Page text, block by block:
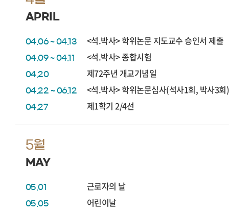
APRIL
04.06 ~ 04.13 <석.박사> 학위논문 지도교수 승인서 제출
04.09 ~ 04.11 <석.박사> 종합시험
04.20 제72주년 개교기념일
04.22 ~ 06.12 <석.박사> 학위논문심사(석사1회, 박사3회)
04.27 제1학기 2/4선
5월
MAY
05.01 근로자의 날
05.05 어린이날